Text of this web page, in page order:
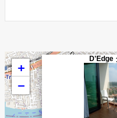
D'Edge
+
−